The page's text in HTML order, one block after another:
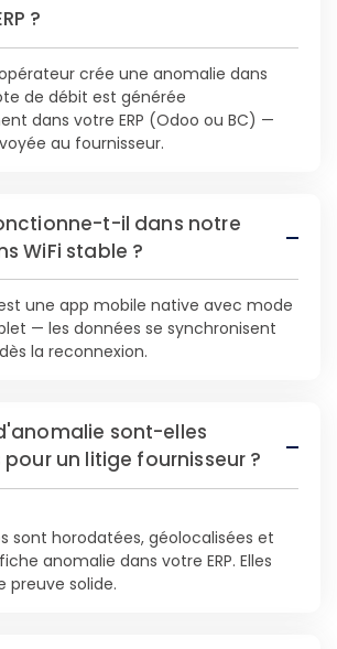
?
crée une anomalie dans
de débit est générée
dans votre ERP (Odoo ou BC) —
au fournisseur.
t-il dans notre
WiFi stable ?
une app mobile native avec mode
— les données se synchronisent
la reconnexion.
sont-elles
un litige fournisseur ?
sont horodatées, géolocalisées et
anomalie dans votre ERP. Elles
preuve solide.